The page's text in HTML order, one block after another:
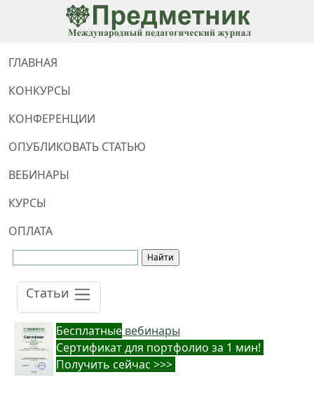
ГЛАВНАЯ
КОНКУРСЫ
КОНФЕРЕНЦИИ
ОПУБЛИКОВАТЬ СТАТЬЮ
ВЕБИНАРЫ
КУРСЫ
ОПЛАТА
Статьи
Бесплатные вебинары
Cертификат для портфолио за 1 мин!
Получить сейчас >>>